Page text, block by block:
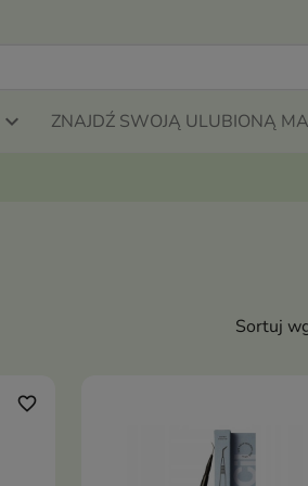
ZNAJDŹ SWOJĄ ULUBIONĄ
Sortuj
favorite_border